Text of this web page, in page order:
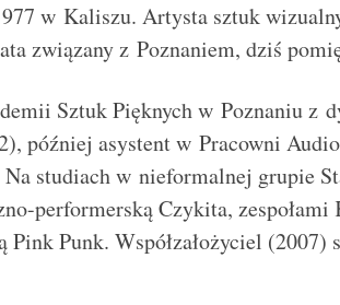
w Kaliszu. Artysta sztuk
związany z Poznaniem, dziś
Sztuk Pięknych w Poznaniu z
później asystent w Pracowni
studiach w nieformalnej grupie
performerską Czykita, zespołami
Pink Punk. Współzałożyciel (2007)